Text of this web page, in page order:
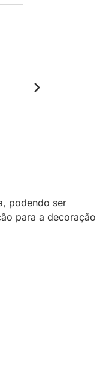
podendo ser
para a decoração